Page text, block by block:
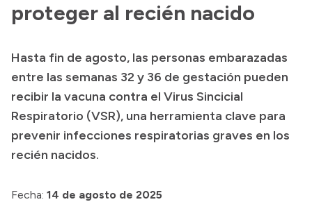
Presentación CV
Transparencia
Inversión en Salud
Licitaciones
Consulta de expedientes
proteger al recién nacido
Hasta fin de agosto, las personas embarazadas
entre las semanas 32 y 36 de gestación pueden
recibir la vacuna contra el Virus Sincicial
Respiratorio (VSR), una herramienta clave para
prevenir infecciones respiratorias graves en los
recién nacidos.
Fecha: 14 de agosto de 2025